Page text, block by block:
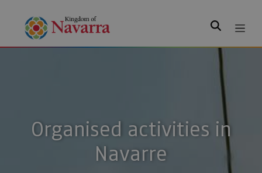
Search
Organised activities in
Navarre